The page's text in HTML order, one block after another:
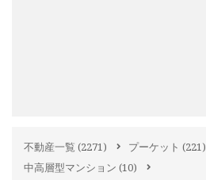
不動産一覧 (2271) プーケット (221)
中高層型マンション (10)